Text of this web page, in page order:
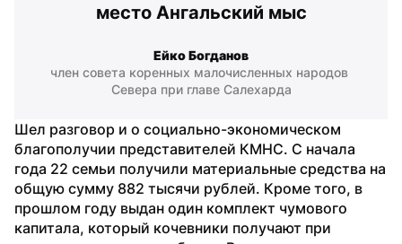
место Ангальский мыс
Ейко Богданов
член совета коренных малочисленных народов
Севера при главе Салехарда
Шел разговор и о социально-экономическом
благополучии представителей КМНС. С начала
года 22 семьи получили материальные средства на
общую сумму 882 тысячи рублей. Кроме того, в
прошлом году выдан один комплект чумового
капитала, который кочевники получают при